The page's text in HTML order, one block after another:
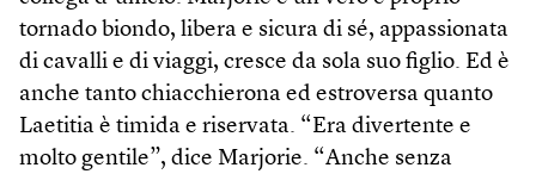
tornado biondo, libera e sicura di sé, appassionata
di cavalli e di viaggi, cresce da sola suo figlio. Ed è
anche tanto chiacchierona ed estroversa quanto
Laetitia è timida e riservata. “Era divertente e
molto gentile”, dice Marjorie. “Anche senza